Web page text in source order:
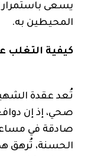
يسعى
المحيطين به.
كيفية التغلب
تُعد عقدة
صحي، إذ إن
صادقة في
الحسنة، تُرهق